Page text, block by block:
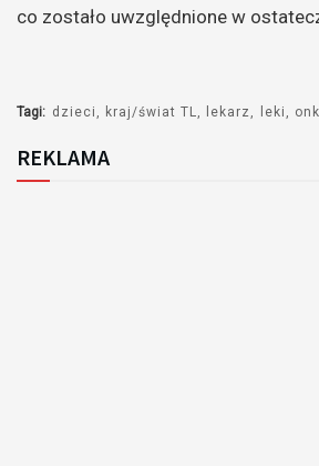
co zostało uwzględnione w
Tagi: dzieci kraj/świat TL lekarz leki
REKLAMA